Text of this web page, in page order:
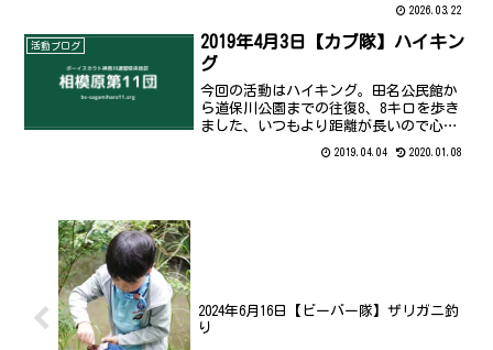
ボーイスカウトの創始者ロバート・ベー
デン＝パウエル卿の生誕を祝うイベント
（BPは、ベーデ...
2026.03.22
活動ブログ
2019年4月3日【カブ隊】ハイキン
グ
今回の活動はハイキング。田名公民館か
ら道保川公園までの往復8、8キロを歩き
ました、いつもより距離が長いので心配
定時間より早く歩ききりました。セレモ
2019.04.04 2020.01.08
2024年6月16日【ビーバー隊】ザリガニ釣
り